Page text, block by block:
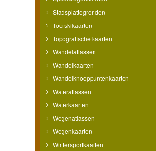
Stadsplattegronden
Toerskikaarten
Topografische kaarten
Wandelatlassen
Wandelkaarten
Wandelknooppuntenkaarten
Wateratlassen
Waterkaarten
Wegenatlassen
Wegenkaarten
Wintersportkaarten